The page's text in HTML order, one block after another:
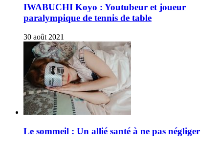
IWABUCHI Koyo : Youtubeur et joueur
paralympique de tennis de table
30 août 2021
Le sommeil : Un allié santé à ne pas négliger